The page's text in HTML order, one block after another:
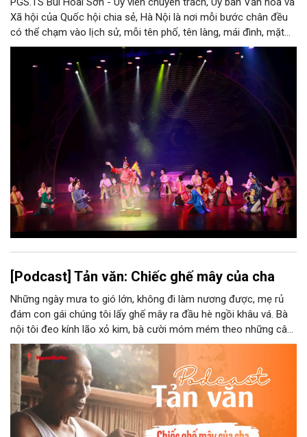
Xã hội của Quốc hội chia sẻ, Hà Nội là nơi mỗi bước chân đều
có thể chạm vào lịch sử, mỗi tên phố, tên làng, mái đình, mặt
hồ, nếp nhà, câu hát, món ăn, làn điệu, nghề thủ công đều có
thể kể một câu chuyện về chiều sâu văn hiến của dân tộc.
Nhưng trong kỷ nguyên mới, câu hỏi đặt ra không chỉ Hà Nội có
bao nhiêu di sản, bao nhiêu văn nghệ sĩ, trí thức, không gian ký
ức, mà là làm thế nào để những giá trị ấy trở thành nguồn lực
phát triển, thành sức mạnh mềm, thành động lực sáng tạo,
thành năng lực cạnh tranh của Thủ đô.
[Podcast] Tản văn: Chiếc ghế mây của cha
Những ngày mưa to gió lớn, không đi làm nương được, mẹ rủ
đám con gái chúng tôi lấy ghế mây ra đầu hè ngồi khâu vá. Bà
nội tôi đeo kính lão xỏ kim, bà cười móm mém theo những câu
chuyện kể tếu táo của đám trẻ chúng tôi. Chiếc ghế mây phát
ra âm thanh kin kít chịu đựng sức nặng cơ thể con người theo
những điệu cười khúc khích.